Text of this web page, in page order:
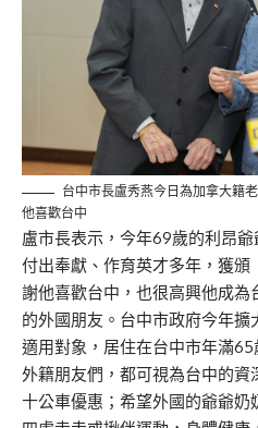
台中市長盧秀燕今日為加拿大籍
他喜歡台中
盧市長表示，今年69歲的利昂
付出奉獻、作育英才多年，獲
謝他喜歡台中，也很高興他成
的外國朋友。台中市政府今年
適用對象，居住在台中市年滿
外籍朋友們，都可視為台中的
十公車優惠；希望外國的爺爺